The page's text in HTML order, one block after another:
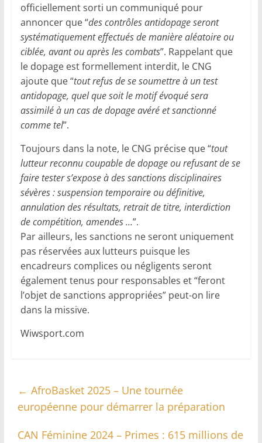
officiellement sorti un communiqué pour
annoncer que “des contrôles antidopage seront
systématiquement effectués de manière aléatoire ou
ciblée, avant ou après les combats”. Rappelant que
le dopage est formellement interdit, le CNG
ajoute que “tout refus de se soumettre à un test
antidopage, quel que soit le motif évoqué sera
assimilé à un cas de dopage avéré et sanctionné
comme tel”.
Toujours dans la note, le CNG précise que “tout
lutteur reconnu coupable de dopage ou refusant de se
faire tester s’expose à des sanctions disciplinaires
sévères : suspension temporaire ou définitive,
annulation des résultats, retrait de titre, interdiction
de compétition, amendes …”.
Par ailleurs, les sanctions ne seront uniquement
pas réservées aux lutteurs puisque les
encadreurs complices ou négligents seront
également tenus pour responsables et “feront
l’objet de sanctions appropriées” peut-on lire
dans la missive.
Wiwsport.com
← AfroBasket 2025 – Une tournée
européenne pour démarrer la préparation
CAN Féminine 2024 – Primes : 615 millions de